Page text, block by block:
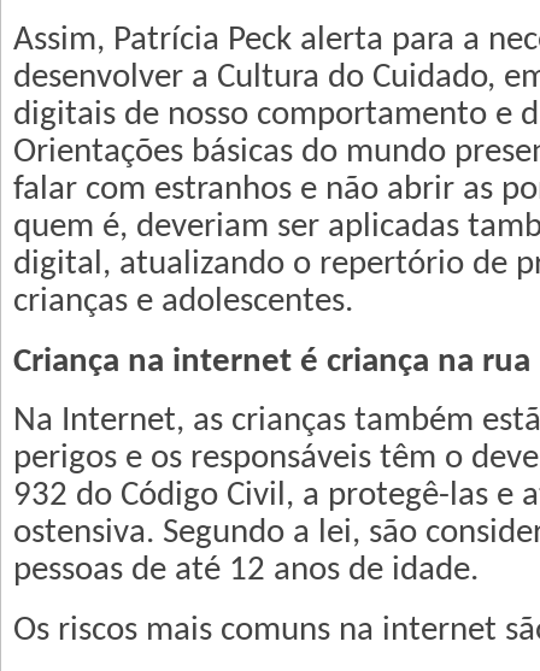
Assim, Patrícia Peck alerta para a
desenvolver a Cultura do Cuidado,
digitais de nosso comportamento e
Orientações básicas do mundo
falar com estranhos e não abrir as
quem é, deveriam ser aplicadas
digital, atualizando o repertório de
crianças e adolescentes.
Criança na internet é criança na rua
Na Internet, as crianças também
perigos e os responsáveis têm o
932 do Código Civil, a protegê-las e
ostensiva. Segundo a lei, são
pessoas de até 12 anos de idade.
Os riscos mais comuns na internet